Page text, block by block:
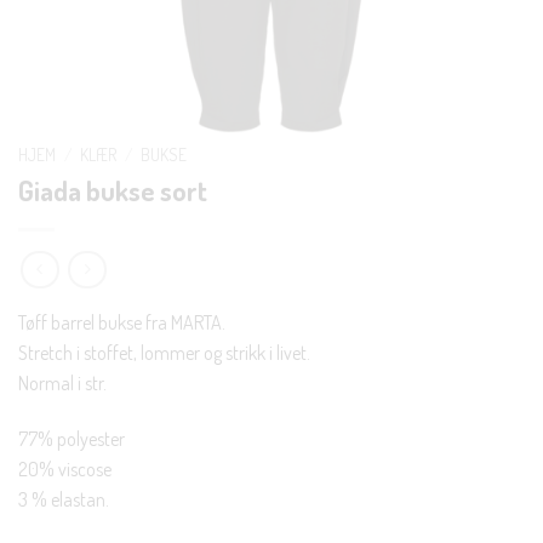
Giada bukse sort
Tøff barrel bukse fra MARTA.
Stretch i stoffet, lommer og strikk i livet.
Normal i str.
77% polyester
20% viscose
3 % elastan.